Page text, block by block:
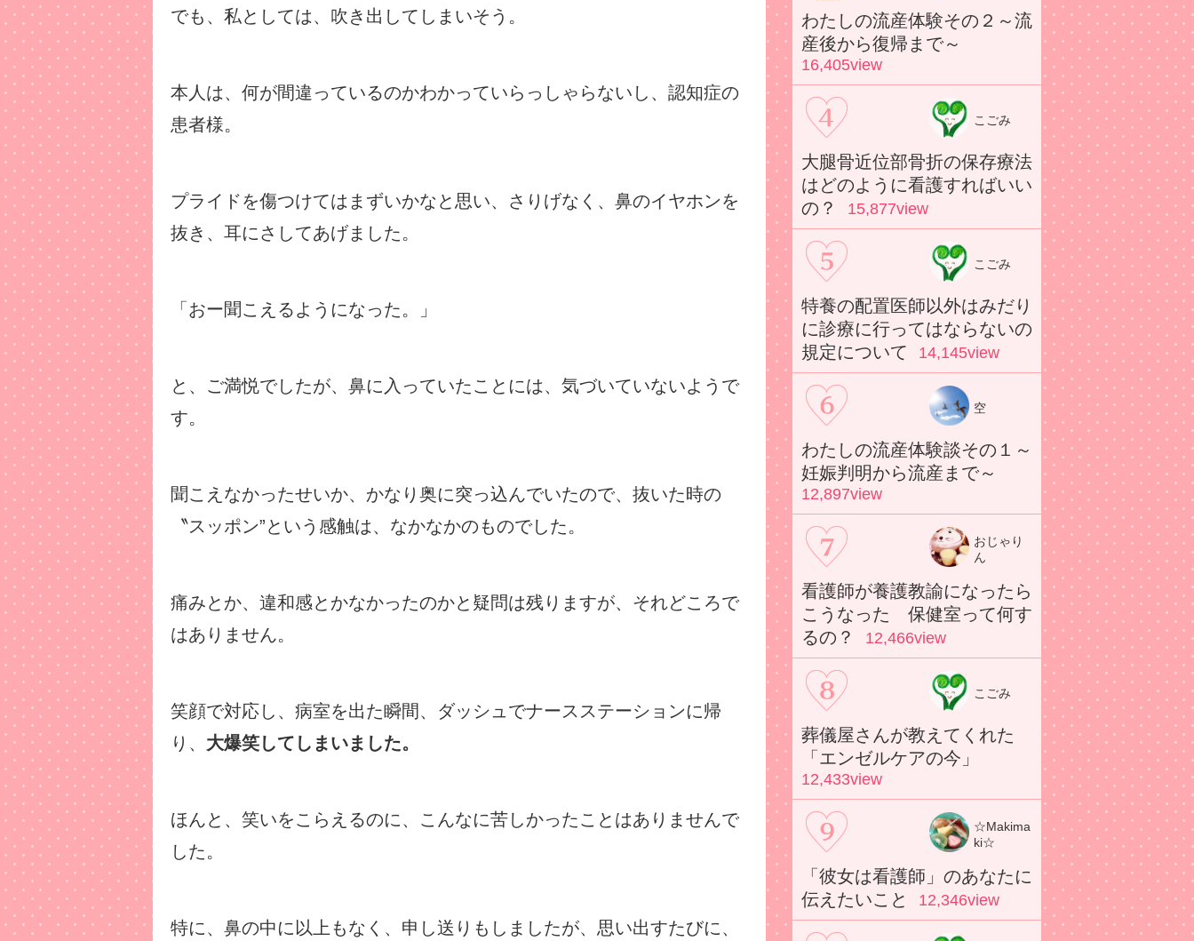
でも、私としては、吹き出してしまいそう。
本人は、何が間違っているのかわかっていらっしゃらないし、認知症の
患者様。
プライドを傷つけてはまずいかなと思い、さりげなく、鼻のイヤホンを
抜き、耳にさしてあげました。
「おー聞こえるようになった。」
と、ご満悦でしたが、鼻に入っていたことには、気づいていないようで
す。
聞こえなかったせいか、かなり奥に突っ込んでいたので、抜いた時の
〝スッポン”という感触は、なかなかのものでした。
痛みとか、違和感とかなかったのかと疑問は残りますが、それどころで
はありません。
笑顔で対応し、病室を出た瞬間、ダッシュでナースステーションに帰
り、 大爆笑してしまいました。
ほんと、笑いをこらえるのに、こんなに苦しかったことはありませんで
した。
特に、鼻の中に以上もなく、申し送りもしましたが、思い出すたびに、
わたしの流産体験その２～流
産後から復帰まで～
16,405view
こごみ
大腿骨近位部骨折の保存療法
はどのように看護すればいい
の？
15,877view
こごみ
特養の配置医師以外はみだり
に診療に行ってはならないの
規定について
14,145view
空
わたしの流産体験談その１～
妊娠判明から流産まで～
12,897view
おじゃり
ん
看護師が養護教諭になったら
こうなった 保健室って何す
るの？
12,466view
こごみ
葬儀屋さんが教えてくれた
「エンゼルケアの今」
12,433view
☆Makima
ki☆
「彼女は看護師」のあなたに
伝えたいこと
12,346view